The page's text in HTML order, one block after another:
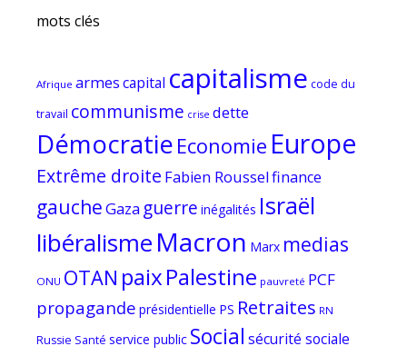
mots clés
Afrique armescapital capitalisme code du
travail communisme crise dette
Démocratie Economie Europe
Extrême droite Fabien Rousselfinance
gaucheGazaguerre inégalités Israël
libéralismeMacron Marx medias
ONU OTAN paixPalestine pauvreté PCF
propagande présidentielle PS Retraites RN
Russie Santé service public Social sécurité sociale